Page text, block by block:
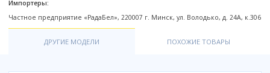
Esbano
Смотреть все
Форма
Пьедесталы
Полупьедесталы
Karcher
O2 минерал
Vega
Насосы
Аккумуляторные воздуходувки
Импортеры:
Частное предприятие «РадаБел», 220007 г. Минск, ул. Володько, д. 24А, к.306
ДРУГИЕ МОДЕЛИ ПОХОЖИЕ ТОВАРЫ